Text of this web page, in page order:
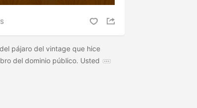
pájaro del vintage que hice
del dominio público. Usted